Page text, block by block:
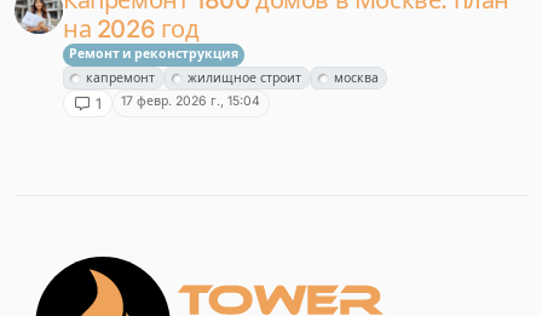
на 2026 год
Ремонт и реконструкция
капремонт
жилищное строит москва
1 17 февр. 2026 г., 15:04